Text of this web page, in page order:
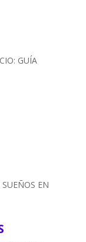
GUÍA
EN